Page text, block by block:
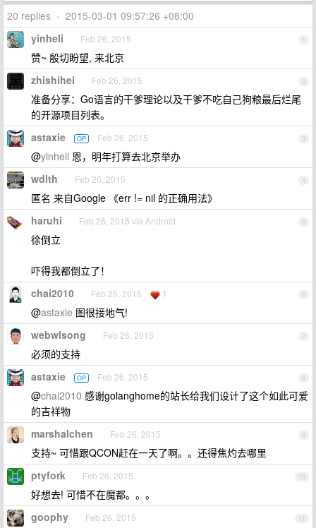
20 replies • 2015-03-01 09:57:26 +08:00
1
yinheli Feb 26, 2015
赞~ 殷切盼望, 来北京
2
zhishihei Feb 26, 2015
准备分享：Go语言的干爹理论以及干爹不吃自己狗粮最后烂尾
的开源项目列表。
3
astaxie OP Feb 26, 2015
@yinheli 恩，明年打算去北京举办
4
wdlth Feb 26, 2015
匿名 来自Google 《err != nil 的正确用法》
5
haruhi Feb 26, 2015 via Android
徐倒立
吓得我都倒立了！
6
chai2010 Feb 26, 2015 1
@astaxie 图很接地气!
7
webwlsong Feb 26, 2015
必须的支持
8
astaxie OP Feb 26, 2015
@chai2010 感谢golanghome的站长给我们设计了这个如此可爱
的吉祥物
9
marshalchen Feb 26, 2015
支持~ 可惜跟QCON赶在一天了啊。。还得焦灼去哪里
10
ptyfork Feb 26, 2015
好想去! 可惜不在魔都。。。
11
goophy Feb 26, 2015